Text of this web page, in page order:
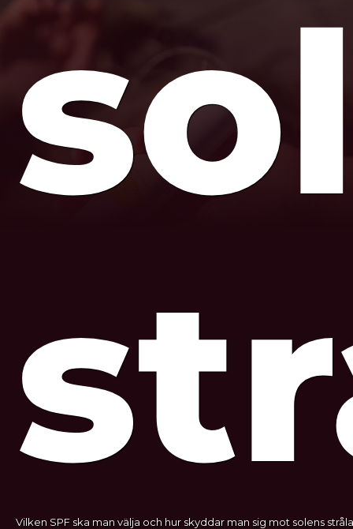
Vilken SPF ska man välja och hur skyddar man sig mot solens